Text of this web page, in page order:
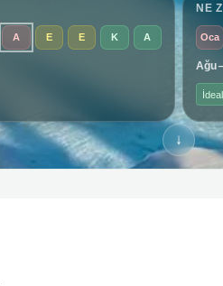
A E E K A
NE
Oca
Ağu
İdeal
↓